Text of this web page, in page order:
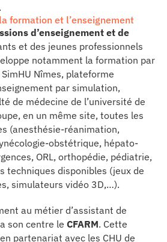
formation et l’enseignement
d’enseignement et de
et des jeunes professionnels
notamment la formation par
Nîmes, plateforme
par simulation,
de médecine de l’université de
en un même site, toutes les
(anesthésie-réanimation,
obstétrique, hépato-
ORL, orthopédie, pédiatrie,
techniques disponibles (jeux de
simulateurs vidéo 3D,…).
au métier d’assistant de
son centre le CFARM. Cette
partenariat avec les CHU de